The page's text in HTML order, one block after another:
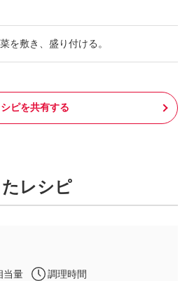
を敷き、盛り付ける。
シピを共有する
レシピ
当量 調理時間